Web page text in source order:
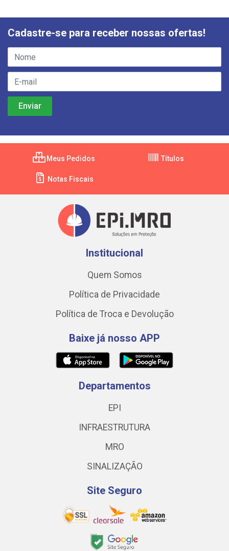
Cadastre-se para receber nossas ofertas!
Meus Pedidos Títulos
Notas Fiscais
Institucional
Quem Somos
Política de Privacidade
Política de Troca e Devolução
Baixe já nosso APP
Departamentos
EPI
INFRAESTRUTURA
MRO
SINALIZAÇÃO
Site Seguro